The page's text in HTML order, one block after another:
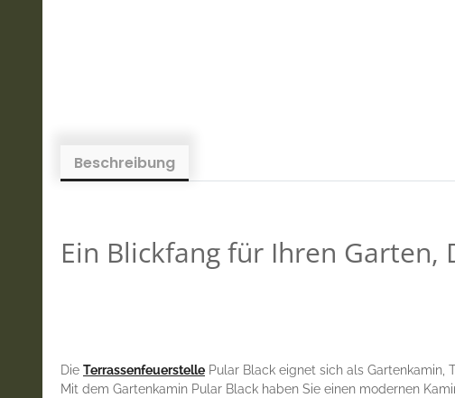
Beschreibung
Ein Blickfang für Ihren Garten,
Die Terrassenfeuerstelle Pular Black eignet sich als Gartenkamin,
Mit dem Gartenkamin Pular Black haben Sie einen modernen